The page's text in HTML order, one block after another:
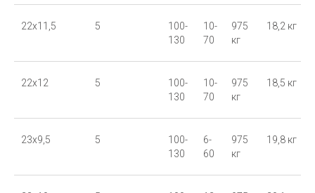
22x11,5 5
100-
130
10-
70
975
кг
18,2 кг
22x12 5
100-
130
10-
70
975
кг
18,5 кг
23x9,5 5
100-
130
6-
60
975
кг
19,8 кг